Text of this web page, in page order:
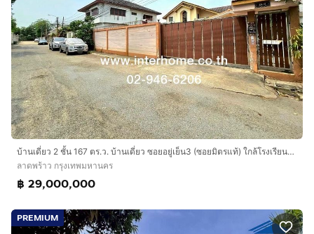
บ้านเดี่ยว 2 ชั้น 167 ตร.ว. บ้านเดี่ยว ซอยอยู่เย็น3 (ซอยมิตรแท้) ใกล้โรงเรียนนานาชาติกีรพัฒน์ ถนนรามอินทรา34 ถนนซอยอยู่เย็น3 เขตลาดพร้าว กรุ
ลาดพร้าว กรุงเทพมหานคร
฿ 29,000,000
PREMIUM